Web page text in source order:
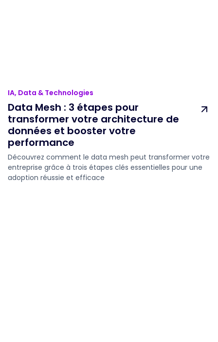
IA, Data & Technologies
Data Mesh : 3 étapes pour
transformer votre architecture de
données et booster votre
performance
Découvrez comment le data mesh peut transformer votre
entreprise grâce à trois étapes clés essentielles pour une
adoption réussie et efficace